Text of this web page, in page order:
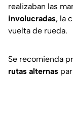
realizaban las
involucradas, la
vuelta de rueda.
Se recomienda
rutas alternas